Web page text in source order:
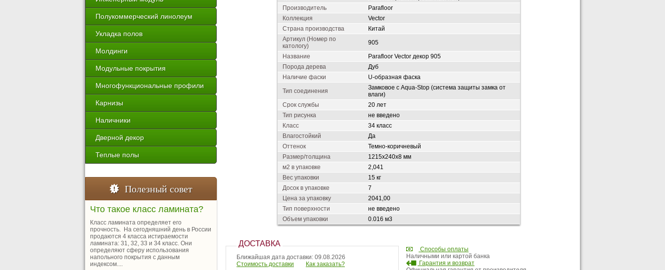
Полукоммерческий линолеум
Укладка полов
Молдинги
Модульные покрытия
Многофункциональные профили
Карнизы
Наличники
Дверной декор
Теплые полы
Полезный совет
Что такое класс ламината?
Класс ламината определяет его
прочность. На сегодняшний день в России
продаются 4 класса истираемости
ламината: 31, 32, 33 и 34 класс. Они
определяют сферу использования
напольного покрытия с данным
индексом....
Производитель
Parafloor
Коллекция
Vector
Страна производства
Китай
Артикул (Номер по
катологу)
905
Название
Parafloor Vector декор 905
Порода дерева
Дуб
Наличие фаски
U-образная фаска
Тип соединения
Замковое с Aqua-Stop (система защиты замка от
влаги)
Срок службы
20 лет
Тип рисунка
не введено
Класс
34 класс
Влагостойкий
Да
Оттенок
Темно-коричневый
Размер/толщина
1215х240х8 мм
м2 в упаковке
2,041
Вес упаковки
15 кг
Досок в упаковке
7
Цена за упаковку
2041,00
Тип поверхности
не введено
Объем упаковки
0.016 м3
ДОСТАВКА
Ближайшая дата доставки: 09.08.2026
Стоимость доставки
Как заказать?
Способы оплаты
Наличными или картой банка
Гарантия и возврат